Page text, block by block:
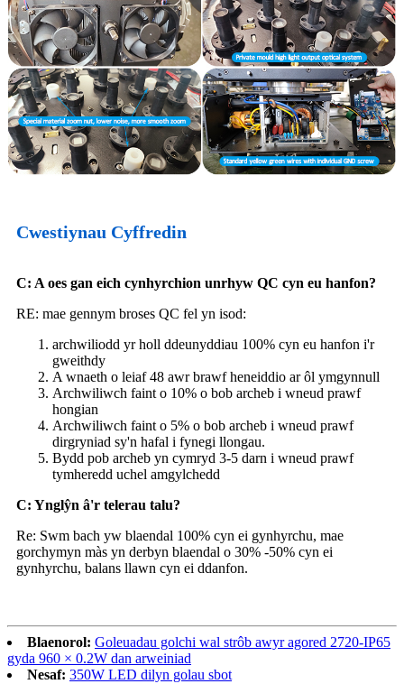
Cwestiynau Cyffredin
C: A oes gan eich cynhyrchion unrhyw QC cyn eu hanfon?
RE: mae gennym broses QC fel yn isod:
archwiliodd yr holl ddeunyddiau 100% cyn eu hanfon i'r
gweithdy
A wnaeth o leiaf 48 awr brawf heneiddio ar ôl ymgynnull
Archwiliwch faint o 10% o bob archeb i wneud prawf
hongian
Archwiliwch faint o 5% o bob archeb i wneud prawf
dirgryniad sy'n hafal i fynegi llongau.
Bydd pob archeb yn cymryd 3-5 darn i wneud prawf
tymheredd uchel amgylchedd
C: Ynglŷn â'r telerau talu?
Re: Swm bach yw blaendal 100% cyn ei gynhyrchu, mae
gorchymyn màs yn derbyn blaendal o 30% -50% cyn ei
gynhyrchu, balans llawn cyn ei ddanfon.
Blaenorol: Goleuadau golchi wal strôb awyr agored 2720-IP65
gyda 960 × 0.2W dan arweiniad
Nesaf: 350W LED dilyn golau sbot